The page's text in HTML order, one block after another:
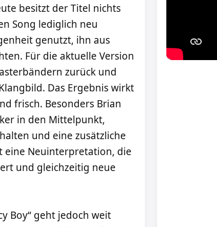
besitzt der Titel nichts
Song lediglich neu
genutzt, ihn aus
Für die aktuelle Version
zurück und
Das Ergebnis wirkt
frisch. Besonders Brian
in den Mittelpunkt,
und eine zusätzliche
eine Neuinterpretation, die
und gleichzeitig neue
Boy“ geht jedoch weit